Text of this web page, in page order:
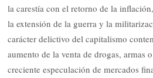
la carestía con el retorno de la
la extensión de la guerra y la
carácter delictivo del capitalismo
aumento de la venta de drogas, armas
creciente especulación de mercados